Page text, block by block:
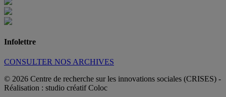
Infolettre
CONSULTER NOS ARCHIVES
© 2026 Centre de recherche sur les innovations sociales (CRISES) -
Réalisation : studio créatif Coloc